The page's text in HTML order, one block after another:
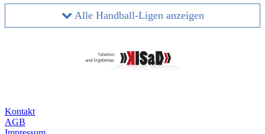
Alle Handball-Ligen anzeigen
Kontakt
AGB